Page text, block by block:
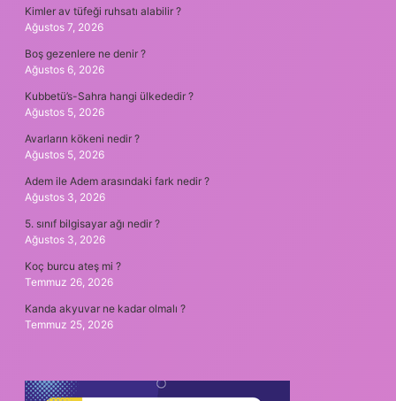
Kimler av tüfeği ruhsatı alabilir ?
Ağustos 7, 2026
Boş gezenlere ne denir ?
Ağustos 6, 2026
Kubbetü’s-Sahra hangi ülkededir ?
Ağustos 5, 2026
Avarların kökeni nedir ?
Ağustos 5, 2026
Adem ile Adem arasındaki fark nedir ?
Ağustos 3, 2026
5. sınıf bilgisayar ağı nedir ?
Ağustos 3, 2026
Koç burcu ateş mi ?
Temmuz 26, 2026
Kanda akyuvar ne kadar olmalı ?
Temmuz 25, 2026